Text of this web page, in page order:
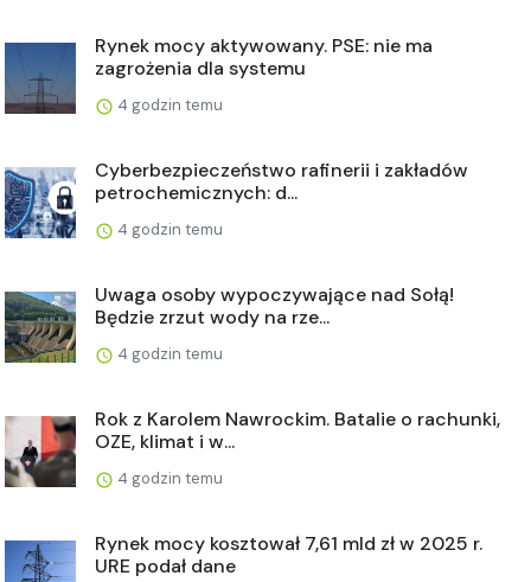
Rynek mocy aktywowany. PSE: nie ma
zagrożenia dla systemu
4 godzin temu
Cyberbezpieczeństwo rafinerii i zakładów
petrochemicznych: d...
4 godzin temu
Uwaga osoby wypoczywające nad Sołą!
Będzie zrzut wody na rze...
4 godzin temu
Rok z Karolem Nawrockim. Batalie o rachunki,
OZE, klimat i w...
4 godzin temu
Rynek mocy kosztował 7,61 mld zł w 2025 r.
URE podał dane